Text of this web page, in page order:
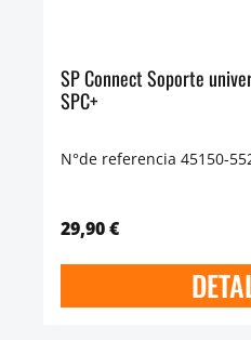
SP Connect Soporte
SPC+
N°de referencia 45150-
29,90 €